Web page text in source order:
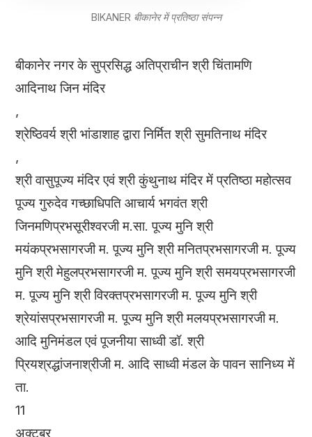
BIKANER बीकानेर में प्रतिष्ठा संपन्न
बीकानेर नगर के सुप्रसिद्ध अतिप्राचीन श्री चिंतामणि
आदिनाथ जिन मंदिर
,
श्रेष्ठिवर्य श्री भांडाशाह द्वारा निर्मित श्री सुमतिनाथ मंदिर
,
श्री वासुपूज्य मंदिर एवं श्री कुंथुनाथ मंदिर में प्रतिष्ठा महोत्सव
पूज्य गुरुदेव गच्छाधिपति आचार्य भगवंत श्री
जिनमणिप्रभसूरीश्वरजी म.सा. पूज्य मुनि श्री
मयंकप्रभसागरजी म. पूज्य मुनि श्री मनितप्रभसागरजी म. पूज्य
मुनि श्री मेहुलप्रभसागरजी म. पूज्य मुनि श्री समयप्रभसागरजी
म. पूज्य मुनि श्री विरक्तप्रभसागरजी म. पूज्य मुनि श्री
श्रेयांसप्रभसागरजी म. पूज्य मुनि श्री मलयप्रभसागरजी म.
आदि मुनिमंडल एवं पूजनीया साध्वी डॉ. श्री
प्रियश्रद्धांजनाश्रीजी म. आदि साध्वी मंडल के पावन सानिध्य में
ता.
11
अक्टूबर